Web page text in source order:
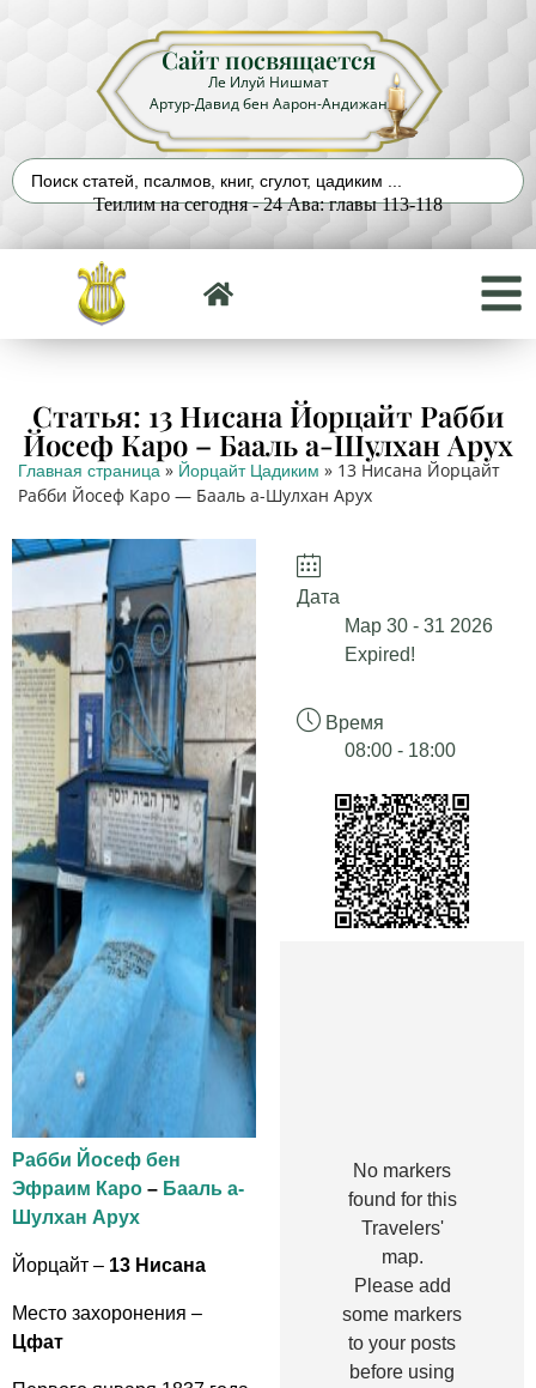
Сайт посвящается
Ле Илуй Нишмат
Артур-Давид бен Аарон-Андижан
Теилим на сегодня - 24 Ава: главы 113-118
Статья: 13 Нисана Йорцайт Рабби
Йосеф Каро – Бааль а-Шулхан Арух
Главная страница» Йорцайт Цадиким » 13 Нисана Йорцайт
Рабби Йосеф Каро — Бааль а-Шулхан Арух
Рабби Йосеф бен
Эфраим Каро – Бааль а-
Шулхан Арух
Йорцайт – 13 Нисана
Место захоронения –
Цфат
Дата
Мар 30 - 31 2026
Expired!
Время
08:00 - 18:00
No markers
found for this
Travelers'
map.
Please add
some markers
to your posts
before using